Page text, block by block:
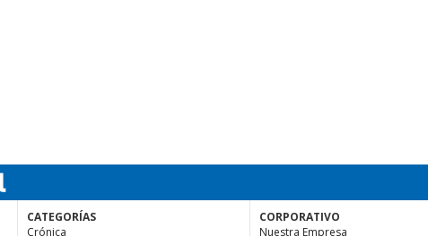
CATEGORÍAS
Crónica
CORPORATIVO
Nuestra Empresa